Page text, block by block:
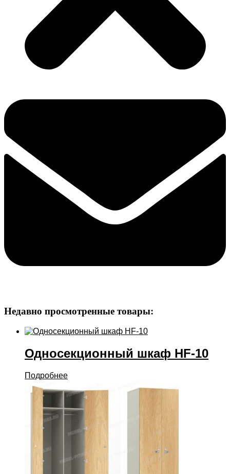
Недавно просмотренные товары:
Односекционный шкаф HF-10
Подробнее